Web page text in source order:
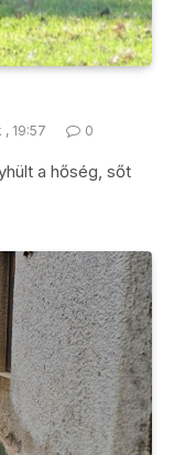
19:57 0
a hőség, sőt